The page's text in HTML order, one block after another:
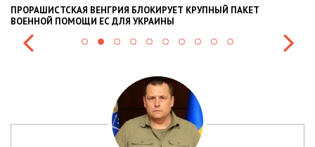
ВЕНГРИЯ БЛОКИРУЕТ КРУПНЫЙ ПАКЕТ
ПОМОЩИ ЕС ДЛЯ УКРАИНЫ